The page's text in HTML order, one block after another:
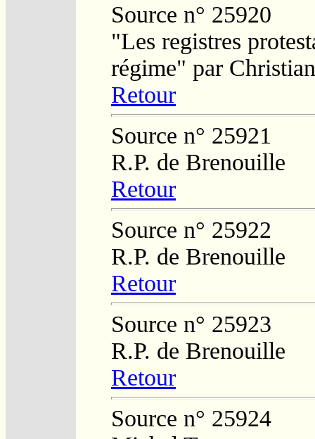
Source n° 25920
"Les registres
régime" par
Retour
Source n° 25921
R.P. de Brenouille
Retour
Source n° 25922
R.P. de Brenouille
Retour
Source n° 25923
R.P. de Brenouille
Retour
Source n° 25924